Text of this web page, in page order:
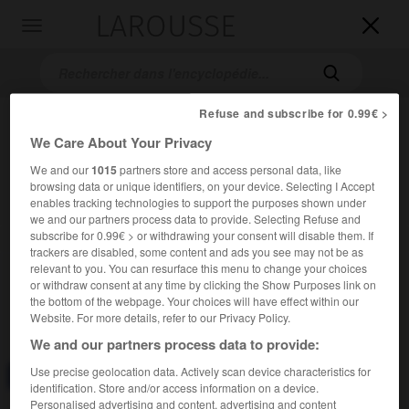


Accueil>Encyclopédie [divers]>thermogenèse
thermogenèse
Consulter aussi dans le dictionnaire :thermogenèse
Refuse and subscribe for 0.99€ >
We Care About Your Privacy
We and our1015partners store and access personal data, like
browsing data or unique identifiers, on your device. Selecting I Accept
enables tracking technologies to support the purposes shown under
we and our partners process data to provide. Selecting Refuse and
subscribe for 0.99€ > or withdrawing your consent will disable them. If
trackers are disabled, some content and ads you see may not be as
relevant to you. You can resurface this menu to change your choices
or withdraw consent at any time by clicking the Show Purposes link on
the bottom of the webpage. Your choices will have effect within our
Website. For more details, refer to our Privacy Policy.
We and our partners process data to provide:
Use precise geolocation data. Actively scan device characteristics for
identification. Store and/or access information on a device.
Personalised advertising and content, advertising and content